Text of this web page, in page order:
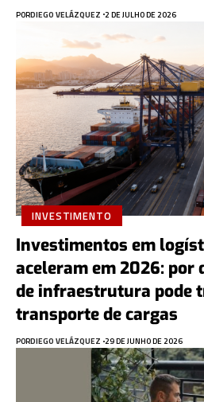
PORDIEGO VELÁZQUEZ 2 DE JULHO DE 2026
INVESTIMENTO
Investimentos em
aceleram em 2026: por
de infraestrutura pode
transporte de cargas
PORDIEGO VELÁZQUEZ 29 DE JUNHO DE 2026